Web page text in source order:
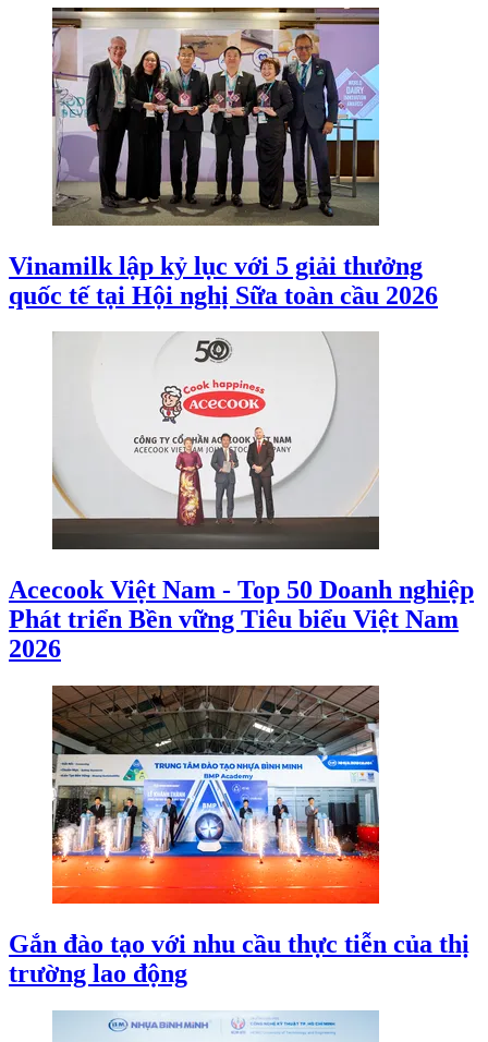
Vinamilk lập kỷ lục với 5 giải thưởng
quốc tế tại Hội nghị Sữa toàn cầu 2026
Acecook Việt Nam - Top 50 Doanh nghiệp
Phát triển Bền vững Tiêu biểu Việt Nam
2026
Gắn đào tạo với nhu cầu thực tiễn của thị
trường lao động